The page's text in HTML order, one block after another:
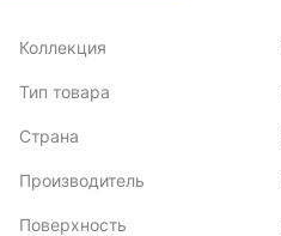
Коллекция
Тип товара
Страна
Производитель
Поверхность